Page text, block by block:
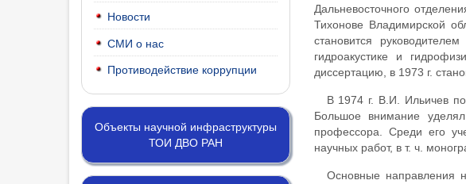
Новости
СМИ о нас
Противодействие коррупции
Объекты научной инфраструктуры
ТОИ ДВО РАН
Дальневосточного
Тихонове Владимирской
становится
гидроакустике и
диссертацию, в 1973 г.
В 1974 г. В.И. Ильичев
Большое внимание
профессора. Среди его
научных работ, в т. ч.
Основные направления